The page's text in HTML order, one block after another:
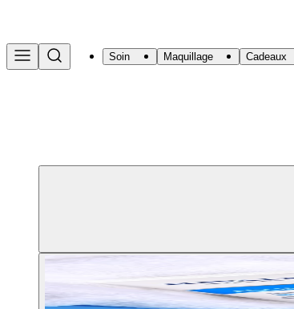
Soin Maquillage Cadeaux